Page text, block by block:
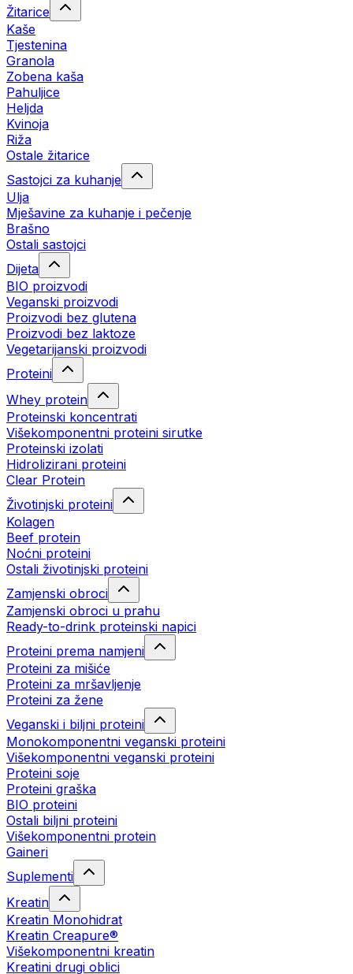
Žitarice
Kaše
Tjestenina
Granola
Zobena kaša
Pahuljice
Heljda
Kvinoja
Riža
Ostale žitarice
Sastojci za kuhanje
Ulja
Mješavine za kuhanje i pečenje
Brašno
Ostali sastojci
Dijeta
BIO proizvodi
Veganski proizvodi
Proizvodi bez glutena
Proizvodi bez laktoze
Vegetarijanski proizvodi
Proteini
Whey protein
Proteinski koncentrati
Višekomponentni proteini sirutke
Proteinski izolati
Hidrolizirani proteini
Clear Protein
Životinjski proteini
Kolagen
Beef protein
Noćni proteini
Ostali životinjski proteini
Zamjenski obroci
Zamjenski obroci u prahu
Ready-to-drink proteinski napici
Proteini prema namjeni
Proteini za mišiće
Proteini za mršavljenje
Proteini za žene
Veganski i biljni proteini
Monokomponentni veganski proteini
Višekomponentni veganski proteini
Proteini soje
Proteini graška
BIO proteini
Ostali biljni proteini
Višekomponentni protein
Gaineri
Suplementi
Kreatin
Kreatin Monohidrat
Kreatin Creapure®
Višekomponentni kreatin
Kreatini drugi oblici